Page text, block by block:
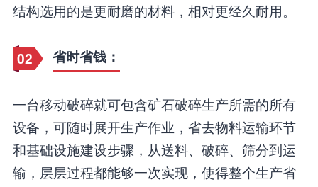
结构选用的是更耐磨的材料，相对更经久耐用。
02 省时省钱：
一台移动破碎就可包含矿石破碎生产所需的所有
设备，可随时展开生产作业，省去物料运输环节
和基础设施建设步骤，从送料、破碎、筛分到运
输，层层过程都能够一次实现，使得整个生产省